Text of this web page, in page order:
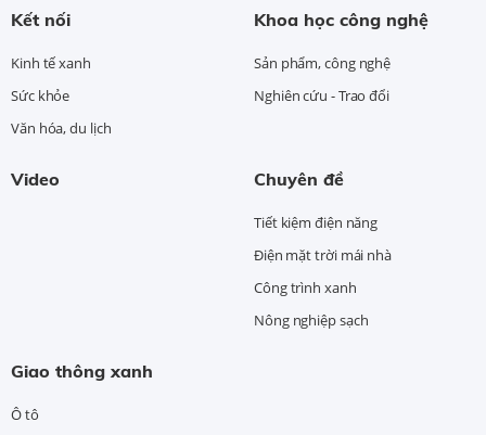
Kết nối
Kinh tế xanh
Sức khỏe
Văn hóa, du lịch
Khoa học công nghệ
Sản phẩm, công nghệ
Nghiên cứu - Trao đổi
Video Chuyên đề
Tiết kiệm điện năng
Điện mặt trời mái nhà
Công trình xanh
Nông nghiệp sạch
Giao thông xanh
Ô tô